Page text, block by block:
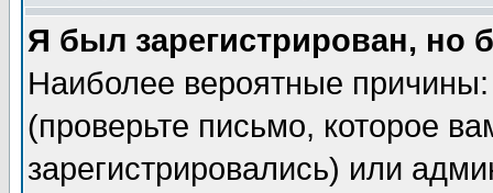
Я был зарегистрирован, но
Наиболее вероятные
(проверьте письмо, которое
зарегистрировались) или